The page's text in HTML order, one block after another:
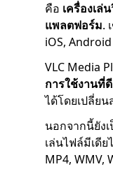
คือ เครื่องเล่
แพลตฟอร์ม.
iOS,
VLC Media
การใช้งานที่ดี
ได้โดยเปลี่ย
นอกจากนี้ยัง
เล่นไฟล์มีเดีย
MP4, WMV,